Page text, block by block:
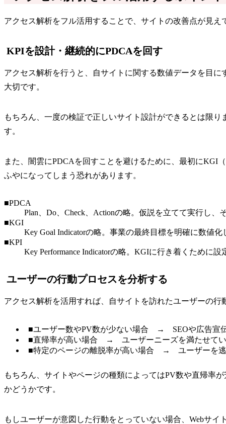
アクセス解析をフル活用することで、サイトの改善点が見
KPIを設計・継続的にPDCAを回す
アクセス解析を行うと、自サイトに関する数値データを目
大切です。
もちろん、一度の検証で正しいサイト設計ができるとは限
す。
また、闇雲にPDCAを回すことを避けるために、最初に
ふやになってしまう恐れがあります。
■PDCA
Plan、Do、Check、Actionの略。仮説を立てて実行し
■KGI
Key Goal Indicatorの略。事業の最終目標を明確に数値化
■KPI
Key Performance Indicatorの略。KGIに行き着くために
ユーザーの行動プロセスを分析する
アクセス解析を活用すれば、自サイトを訪れたユーザーの
■ユーザー数やPV数が少ない場合 → SEOや広告宣
■直帰率が高い場合 → ユーザーニーズを満たせて
■特定のページの離脱率が高い場合 → ユーザーを逃
もちろん、サイトやページの種類によってはPV数や直帰率
かどうかです。
もしユーザーが意図した行動をとっていない場合、Webサイ